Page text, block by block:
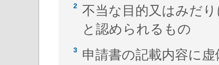
不当な目的又はみだ
と認められるもの
申請書の記載内容に